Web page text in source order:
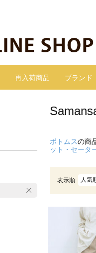
再入荷商品 ブランド
ボトムスの商
ット・セータ
表示順 人気